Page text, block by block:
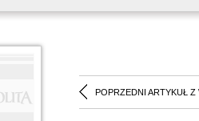
POPRZEDNI ARTYKUŁ Z